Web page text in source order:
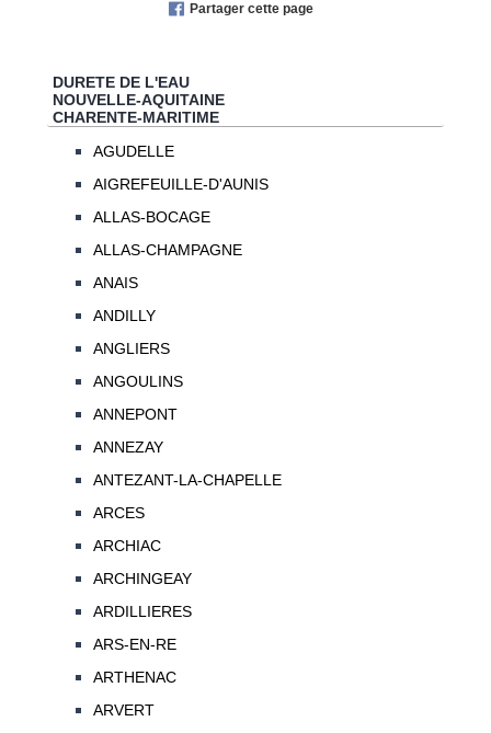
Partager cette page
DURETE DE L'EAU
NOUVELLE-AQUITAINE
CHARENTE-MARITIME
AGUDELLE
AIGREFEUILLE-D'AUNIS
ALLAS-BOCAGE
ALLAS-CHAMPAGNE
ANAIS
ANDILLY
ANGLIERS
ANGOULINS
ANNEPONT
ANNEZAY
ANTEZANT-LA-CHAPELLE
ARCES
ARCHIAC
ARCHINGEAY
ARDILLIERES
ARS-EN-RE
ARTHENAC
ARVERT